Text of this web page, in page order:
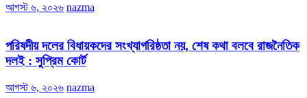
আগস্ট ৬, ২০২৬ nazma
পরিষদীয় দলের বিধায়কদের সংখ্যাগরিষ্ঠতা নয়, শেষ কথা বলবে রাজনৈতিক
দলই : সুপ্রিম কোর্ট
আগস্ট ৬, ২০২৬ nazma